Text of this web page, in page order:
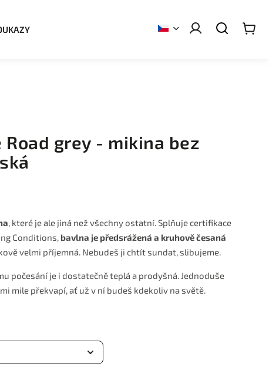
Road grey - mikina bez
, které je ale jiná než všechny ostatní. Splňuje certifikace
Conditions, bavlna je předsrážená a kruhově česaná
velmi příjemná. Nebudeš ji chtít sundat, slibujeme.
počesání je i dostatečně teplá a prodyšná. Jednoduše
mile překvapí, ať už v ní budeš kdekoliv na světě.